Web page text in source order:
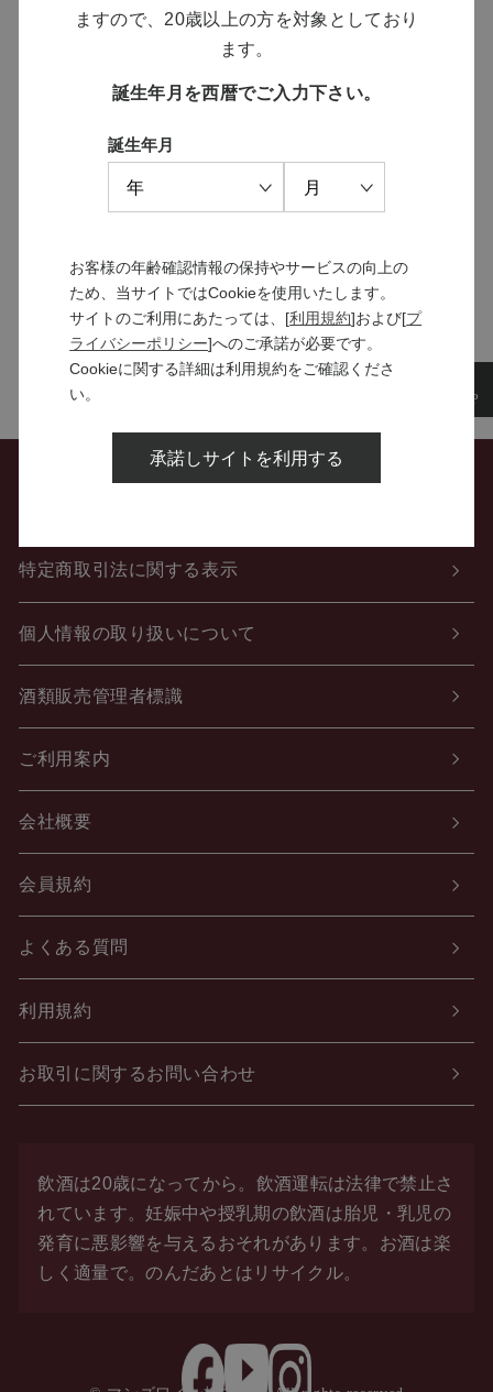
特設サイト
特定商取引法に関する表示
個人情報の取り扱いについて
酒類販売管理者標識
ご利用案内
会社概要
会員規約
よくある質問
利用規約
お取引に関するお問い合わせ
飲酒は20歳になってから。飲酒運転は法律で禁止さ
れています。妊娠中や授乳期の飲酒は胎児・乳児の
発育に悪影響を与えるおそれがあります。お酒は楽
しく適量で。のんだあとはリサイクル。
ますので、20歳以上の方を対象としており
ます。
誕生年月を西暦でご入力下さい。
誕生年月
お客様の年齢確認情報の保持やサービスの向上の
ため、当サイトではCookieを使用いたします。
サイトのご利用にあたっては、[利用規約]および[プ
ライバシーポリシー]へのご承諾が必要です。
Cookieに関する詳細は利用規約をご確認くださ
い。
承諾しサイトを利用する